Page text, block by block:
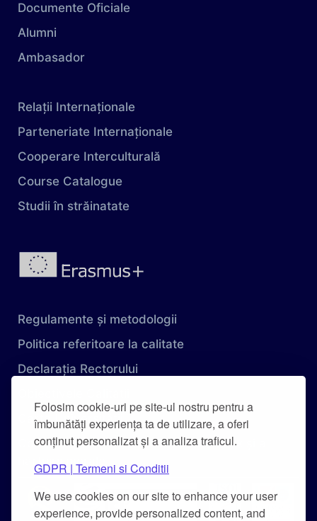
Folosim cookie-uri pe site-ul nostru pentru a
îmbunătăți experiența ta de utilizare, a oferi
conținut personalizat și a analiza traficul.
GDPR | Termeni si Conditii
We use cookies on our site to enhance your user
experience, provide personalized content, and
Documente Oficiale
Alumni
Ambasador
Relații Internaționale
Parteneriate Internaționale
Cooperare Interculturală
Course Catalogue
Studii în străinatate
Regulamente și metodologii
Politica referitoare la calitate
Declarația Rectorului
Carta Universității
Combaterea hărțuirii pe criteriu de sex și a
hărțuirii morale